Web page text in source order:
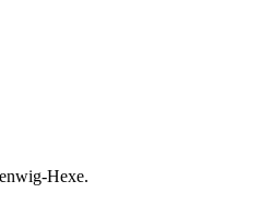
Hexe.